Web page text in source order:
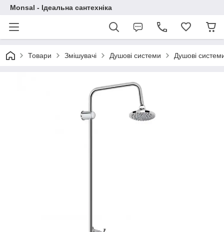
Monsal - Ідеальна сантехніка
Товари Змішувачі Душові системи Душові